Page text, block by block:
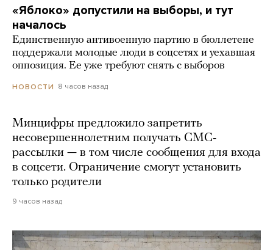
«Яблоко» допустили на выборы, и тут
началось
Единственную антивоенную партию в бюллетене
поддержали молодые люди в соцсетях и уехавшая
оппозиция. Ее уже требуют снять с выборов
НОВОСТИ 8 часов назад
Минцифры предложило запретить
несовершеннолетним получать СМС-
рассылки — в том числе сообщения для входа
в соцсети. Ограничение смогут установить
только родители
9 часов назад